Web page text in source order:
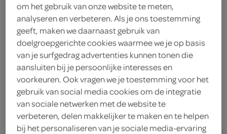
Bio Today minirolls rice-
chia
Bio Today
44 Gram
om het gebruik van onze website te meten,
analyseren en verbeteren. Als je ons toestemming
geeft, maken we daarnaast gebruik van
doelgroepgerichte cookies waarmee we je op basis
van je surfgedrag advertenties kunnen tonen die
aansluiten bij je persoonlijke interesses en
voorkeuren. Ook vragen we je toestemming voor het
gebruik van social media cookies om de integratie
van sociale netwerken met de website te
verbeteren, delen makkelijker te maken en te helpen
bij het personaliseren van je sociale media-ervaring